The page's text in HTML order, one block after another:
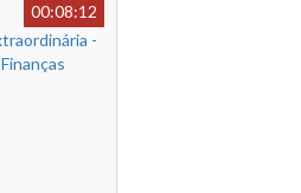
00:08:12
-